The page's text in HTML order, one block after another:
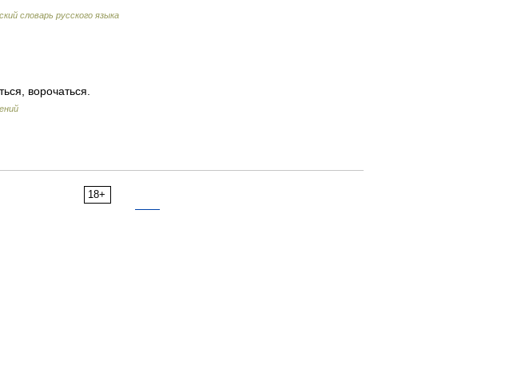
словарь русского языка
ворочаться.
18+